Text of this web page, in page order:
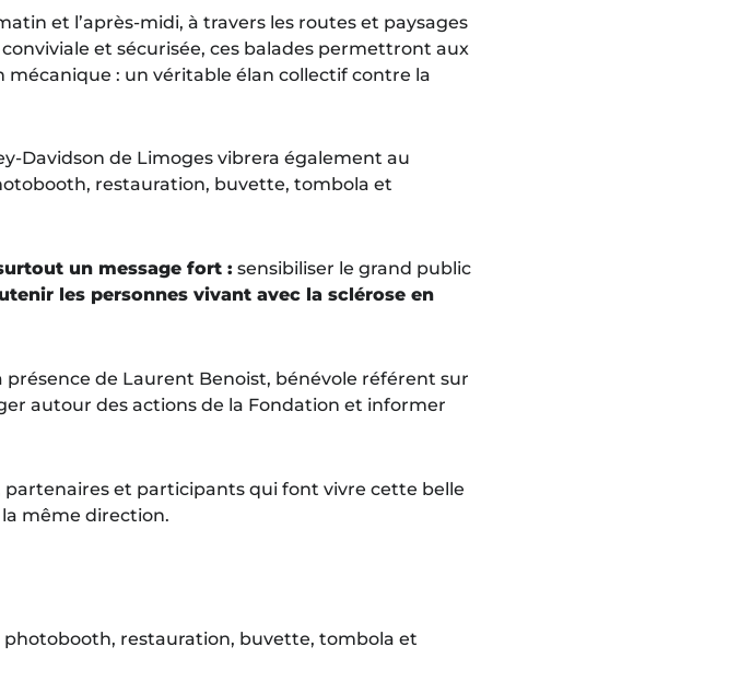
et l’après-midi, à travers les routes et paysages
et sécurisée, ces balades permettront aux
: un véritable élan collectif contre la
Davidson de Limoges vibrera également au
restauration, buvette, tombola et
un message fort : sensibiliser le grand public
les personnes vivant avec la sclérose en
de Laurent Benoist, bénévole référent sur
autour des actions de la Fondation et informer
et participants qui font vivre cette belle
même direction.
restauration, buvette, tombola et